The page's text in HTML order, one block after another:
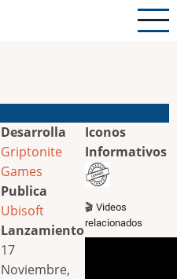
Desarrolla
Griptonite
Games
Publica
Ubisoft
Lanzamiento
17
Noviembre,
Iconos
Informativos
🎬 Videos
relacionados